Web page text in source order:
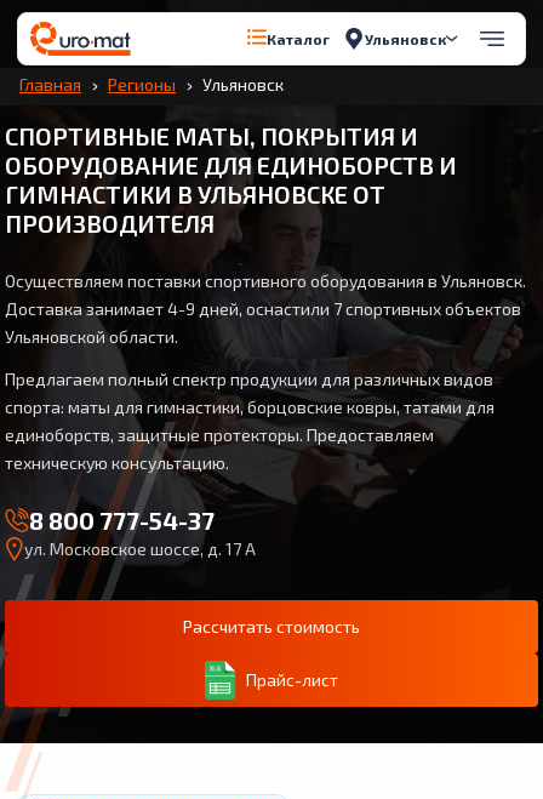
Каталог Ульяновск
Главная Регионы Ульяновск
СПОРТИВНЫЕ МАТЫ, ПОКРЫТИЯ И
ОБОРУДОВАНИЕ ДЛЯ ЕДИНОБОРСТВ И
ГИМНАСТИКИ В УЛЬЯНОВСКЕ ОТ
ПРОИЗВОДИТЕЛЯ
Осуществляем поставки спортивного оборудования в Ульяновск.
Доставка занимает 4-9 дней, оснастили 7 спортивных объектов
Ульяновской области.
Предлагаем полный спектр продукции для различных видов
спорта: маты для гимнастики, борцовские ковры, татами для
единоборств, защитные протекторы. Предоставляем
техническую консультацию.
8 800 777-54-37
ул. Московское шоссе, д. 17 А
Рассчитать стоимость
Прайс-лист